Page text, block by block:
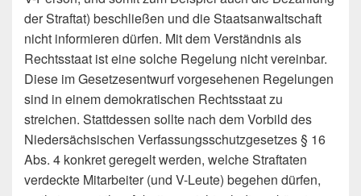
der Straftat) beschließen und die Staatsanwaltschaft
nicht informieren dürfen. Mit dem Verständnis als
Rechtsstaat ist eine solche Regelung nicht vereinbar.
Diese im Gesetzesentwurf vorgesehenen Regelungen
sind in einem demokratischen Rechtsstaat zu
streichen. Stattdessen sollte nach dem Vorbild des
Niedersächsischen Verfassungsschutzgesetzes § 16
Abs. 4 konkret geregelt werden, welche Straftaten
verdeckte Mitarbeiter (und V-Leute) begehen dürfen,